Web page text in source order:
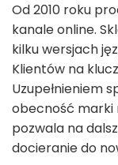
Od 2010 roku
kanale online.
kilku wersjach
Klientów na
Uzupełnieniem
obecność
pozwala na
docieranie do